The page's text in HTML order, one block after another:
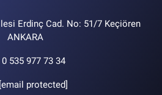
Erdinç Cad. No: 51/7 Keçiören
ANKARA
0 535 977 73 34
[email protected]